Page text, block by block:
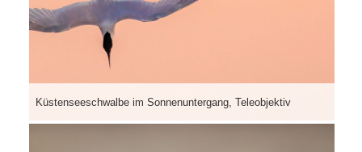
Küstenseeschwalbe im Sonnenuntergang, Teleobjektiv